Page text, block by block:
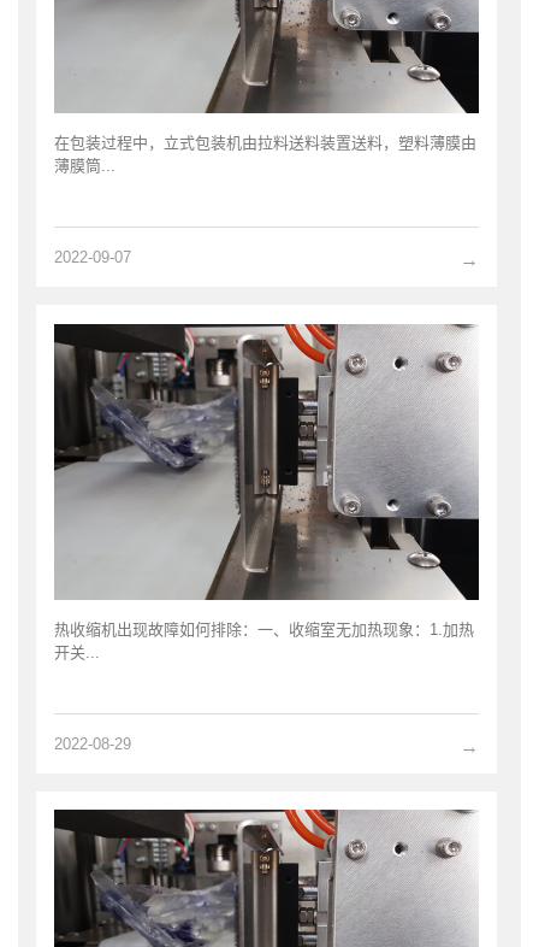
在包装过程中，立式包装机由拉料送料装置送料，塑料薄膜由
薄膜筒...
→
2022-09-07
热收缩机出现故障如何排除：一、收缩室无加热现象：1.加热
开关...
→
2022-08-29